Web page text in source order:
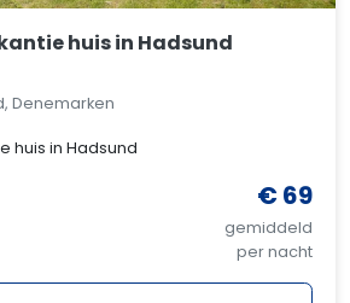
huis in Hadsund
Denemarken
huis in Hadsund
€ 69
gemiddeld
per nacht